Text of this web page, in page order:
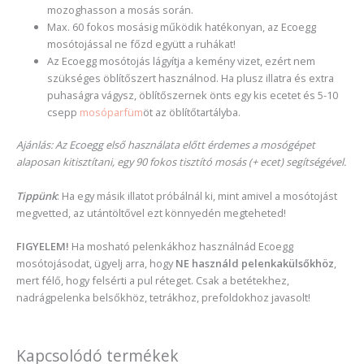
mozoghasson a mosás során.
Max. 60 fokos mosásig működik hatékonyan, az Ecoegg
mosótojással ne főzd együtt a ruhákat!
Az Ecoegg mosótojás lágyítja a kemény vizet, ezért nem
szükséges öblítőszert használnod. Ha plusz illatra és extra
puhaságra vágysz, öblítőszernek önts egy kis ecetet és 5-10
csepp mosóparfümöt az öblítőtartályba.
Ajánlás: Az Ecoegg első használata előtt érdemes a mosógépet
alaposan kitisztítani, egy 90 fokos tisztító mosás (+ ecet) segítségével.
Tippünk: Ha egy másik illatot próbálnál ki, mint amivel a mosótojást
megvetted, az utántöltővel ezt könnyedén megteheted!
FIGYELEM! Ha mosható pelenkákhoz használnád Ecoegg
mosótojásodat, ügyelj arra, hogyNE használd pelenkakülsőkhöz,
mert félő, hogy felsérti a pul réteget. Csak a betétekhez,
nadrágpelenka belsőkhöz, tetrákhoz, prefoldokhoz javasolt!
Kapcsolódó termékek